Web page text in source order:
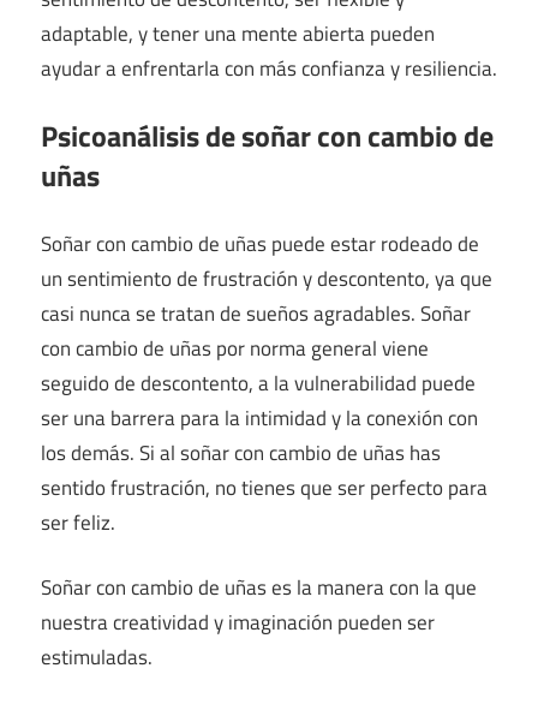
adaptable, y tener una mente abierta pueden
ayudar a enfrentarla con más confianza y resiliencia.
Psicoanálisis de soñar con cambio de
uñas
Soñar con cambio de uñas puede estar rodeado de
un sentimiento de frustración y descontento, ya que
casi nunca se tratan de sueños agradables. Soñar
con cambio de uñas por norma general viene
seguido de descontento, a la vulnerabilidad puede
ser una barrera para la intimidad y la conexión con
los demás. Si al soñar con cambio de uñas has
sentido frustración, no tienes que ser perfecto para
ser feliz.
Soñar con cambio de uñas es la manera con la que
nuestra creatividad y imaginación pueden ser
estimuladas.